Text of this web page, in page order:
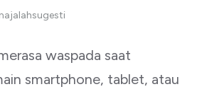
waspada saat
smartphone, tablet, atau